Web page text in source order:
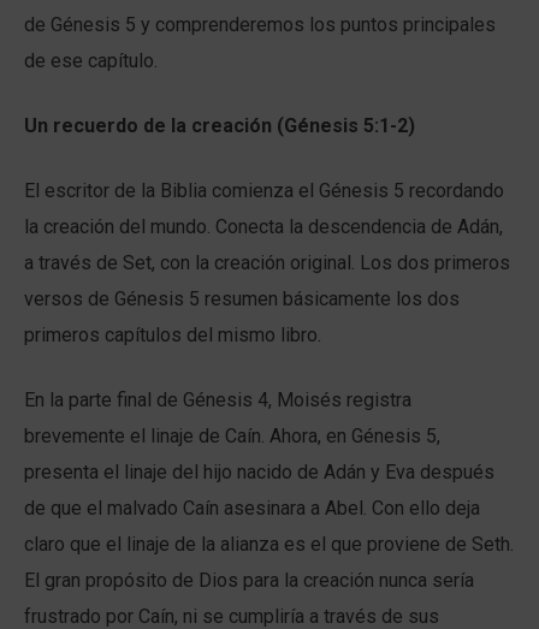
de Génesis 5 y comprenderemos los puntos principales
de ese capítulo.
Un recuerdo de la creación (Génesis 5:1-2)
El escritor de la Biblia comienza el Génesis 5 recordando
la creación del mundo. Conecta la descendencia de Adán,
a través de Set, con la creación original. Los dos primeros
versos de Génesis 5 resumen básicamente los dos
primeros capítulos del mismo libro.
En la parte final de Génesis 4, Moisés registra
brevemente el linaje de Caín. Ahora, en Génesis 5,
presenta el linaje del hijo nacido de Adán y Eva después
de que el malvado Caín asesinara a Abel. Con ello deja
claro que el linaje de la alianza es el que proviene de Seth.
El gran propósito de Dios para la creación nunca sería
frustrado por Caín, ni se cumpliría a través de sus